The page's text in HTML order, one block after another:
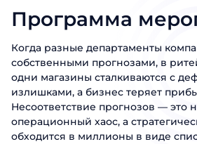
Программа
Когда разные департаменты
собственными прогнозами, в
одни магазины сталкиваются с
излишками, а бизнес теряет
Несоответствие прогнозов — это
операционный хаос, а
обходится в миллионы в виде